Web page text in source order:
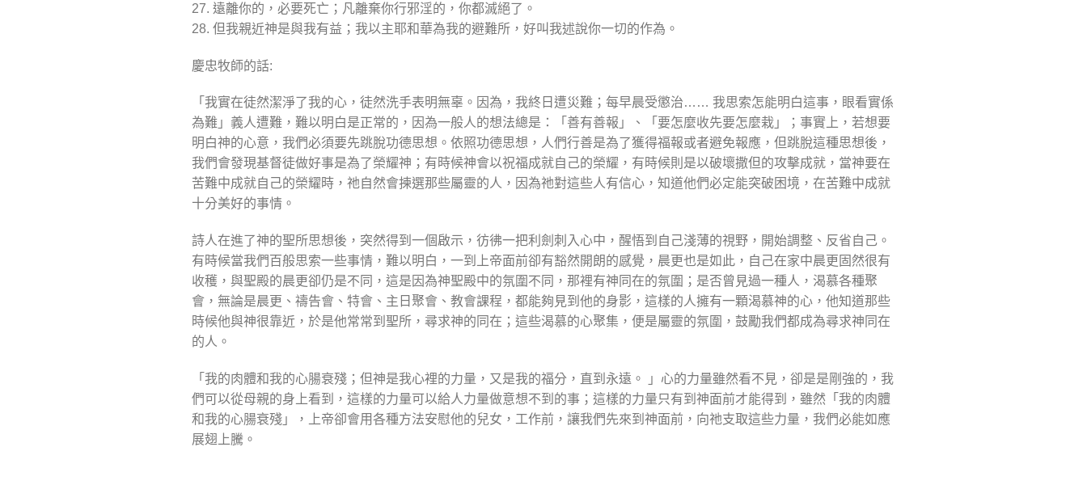
27. 遠離你的，必要死亡；凡離棄你行邪淫的，你都滅絕了。
28. 但我親近神是與我有益；我以主耶和華為我的避難所，好叫我述說你一切的作為。
慶忠牧師的話:
「我實在徒然潔淨了我的心，徒然洗手表明無辜。因為，我終日遭災難；每早晨受懲治…… 我思索怎能明白這事，眼看實係
為難」義人遭難，難以明白是正常的，因為一般人的想法總是：「善有善報」、「要怎麼收先要怎麼栽」；事實上，若想要
明白神的心意，我們必須要先跳脫功德思想。依照功德思想，人們行善是為了獲得福報或者避免報應，但跳脫這種思想後，
我們會發現基督徒做好事是為了榮耀神；有時候神會以祝福成就自己的榮耀，有時候則是以破壞撒但的攻擊成就，當神要在
苦難中成就自己的榮耀時，祂自然會揀選那些屬靈的人，因為祂對這些人有信心，知道他們必定能突破困境，在苦難中成就
十分美好的事情。
詩人在進了神的聖所思想後，突然得到一個啟示，彷彿一把利劍刺入心中，醒悟到自己淺薄的視野，開始調整、反省自己。
有時候當我們百般思索一些事情，難以明白，一到上帝面前卻有豁然開朗的感覺，晨更也是如此，自己在家中晨更固然很有
收穫，與聖殿的晨更卻仍是不同，這是因為神聖殿中的氛圍不同，那裡有神同在的氛圍；是否曾見過一種人，渴慕各種聚
會，無論是晨更、禱告會、特會、主日聚會、教會課程，都能夠見到他的身影，這樣的人擁有一顆渴慕神的心，他知道那些
時候他與神很靠近，於是他常常到聖所，尋求神的同在；這些渴慕的心聚集，便是屬靈的氛圍，鼓勵我們都成為尋求神同在
的人。
「我的肉體和我的心腸衰殘；但神是我心裡的力量，又是我的福分，直到永遠。 」心的力量雖然看不見，卻是是剛強的，我
們可以從母親的身上看到，這樣的力量可以給人力量做意想不到的事；這樣的力量只有到神面前才能得到，雖然「我的肉體
和我的心腸衰殘」，上帝卻會用各種方法安慰他的兒女，工作前，讓我們先來到神面前，向祂支取這些力量，我們必能如應
展翅上騰。